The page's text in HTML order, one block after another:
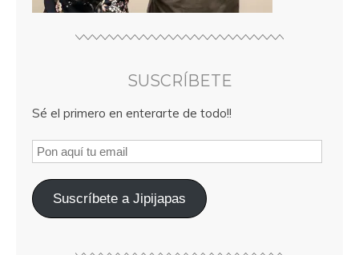
SUSCRÍBETE
Sé el primero en enterarte de todo!!
Suscríbete a Jipijapas